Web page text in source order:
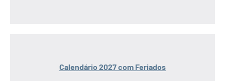
Calendário 2027 com Feriados